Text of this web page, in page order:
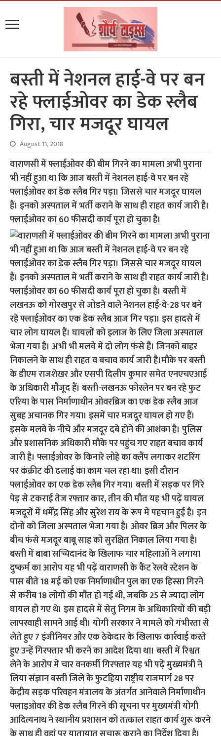
बस्ती में नेशनल हाई-वे पर बन
रहे फ्लाईओवर का डेक स्लैब
गिरा, चार मजदूर घायल
August 11, 2018
वाराणसी में फ्लाईओवर की बीम गिरने का मामला अभी पुराना
भी नहीं हुआ था कि आज बस्ती में नेशनल हाई-वे पर बन रहे
फ्लाईओवर का डेक स्लैब गिर पड़ा। जिससे चार मजदूर घायल
हैं। इनको अस्पताल में भर्ती कराने के साथ ही राहत कार्य जारी है।
फ्लाईओवर का 60 फीसदी कार्य पूरा हो चुका है।